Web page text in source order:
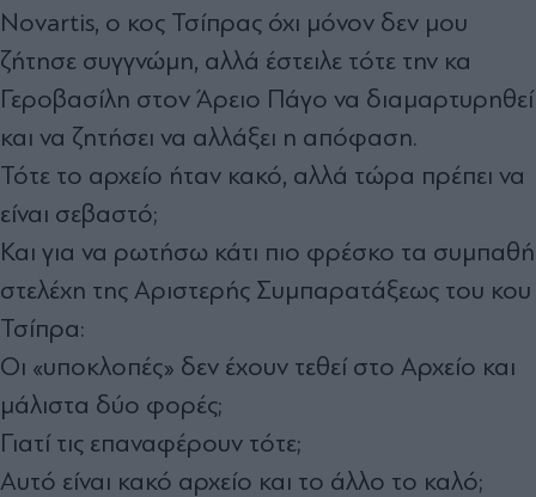
Novartis, ο κος Τσίπρας όχι μόνον δεν μου
ζήτησε συγγνώμη, αλλά έστειλε τότε την κα
Γεροβασίλη στον Άρειο Πάγο να διαμαρτυρηθεί
και να ζητήσει να αλλάξει η απόφαση.
Τότε το αρχείο ήταν κακό, αλλά τώρα πρέπει να
είναι σεβαστό;
Και για να ρωτήσω κάτι πιο φρέσκο τα συμπαθή
στελέχη της Αριστερής Συμπαρατάξεως του κου
Τσίπρα:
Οι «υποκλοπές» δεν έχουν τεθεί στο Αρχείο και
μάλιστα δύο φορές;
Γιατί τις επαναφέρουν τότε;
Αυτό είναι κακό αρχείο και το άλλο το καλό;